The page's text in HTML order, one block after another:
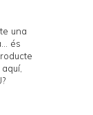
una
és